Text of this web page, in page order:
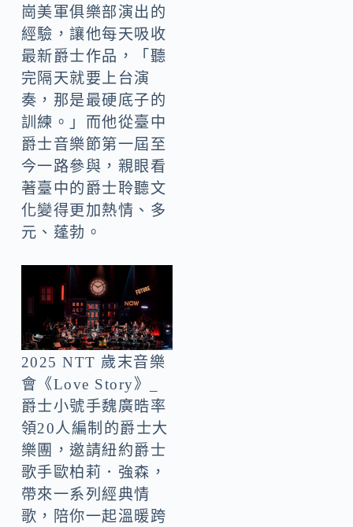
崗美軍俱樂部演出的
經驗，讓他每天吸收
最新爵士作品，「聽
完隔天就要上台演
奏，那是最硬底子的
訓練。」而他從臺中
爵士音樂節第一屆至
今一路參與，親眼看
著臺中的爵士聆聽文
化變得更加熱情、多
元、蓬勃。
2025 NTT 歲末音樂
會《Love Story》_
爵士小號手魏廣晧率
領20人編制的爵士大
樂團，邀請紐約爵士
歌手歐柏莉．強森，
帶來一系列經典情
歌，陪你一起溫暖跨